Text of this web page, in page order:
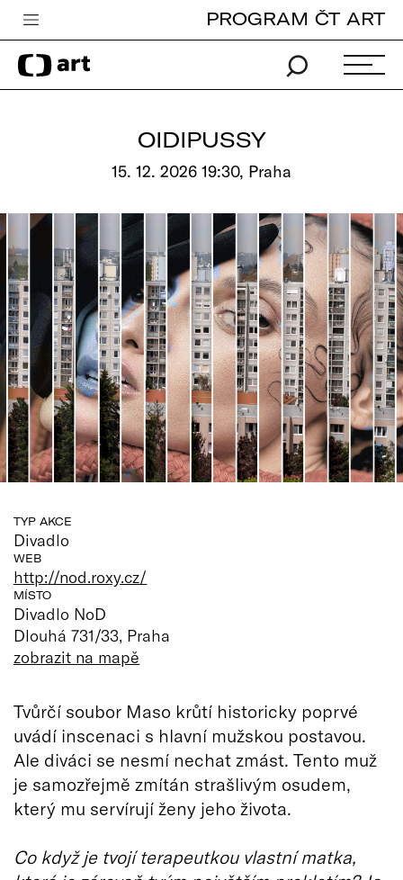
Česká televize
Zpravodajství
Pro děti
edu
Vše o ČT
PROGRAM ČT ART
OIDIPUSSY
15. 12. 2026 19:30, Praha
TYP AKCE
Divadlo
WEB
http://nod.roxy.cz/
MÍSTO
Divadlo NoD
Dlouhá 731/33, Praha
zobrazit na mapě
Tvůrčí soubor Maso krůtí historicky poprvé
uvádí inscenaci s hlavní mužskou postavou.
Ale diváci se nesmí nechat zmást. Tento muž
je samozřejmě zmítán strašlivým osudem,
který mu servírují ženy jeho života.
Co když je tvojí terapeutkou vlastní matka,